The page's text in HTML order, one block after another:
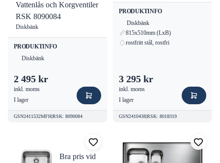
Vattenlås och Korgventiler
RSK 8090084
Diskbänk
PRODUKTINFO
Diskbänk
2 495 kr
inkl. moms
I lager
GSN2411532MFH|RSK: 8090084
PRODUKTINFO
Diskbänk
815x510mm (LxB)
rostfritt stål, rostfri
3 295 kr
inkl. moms
I lager
GSN2410438|RSK: 8018319
Bra pris vid